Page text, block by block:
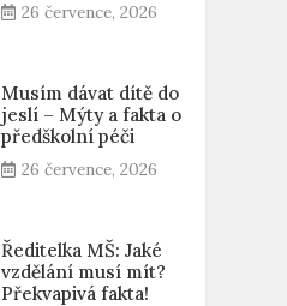
26 července, 2026
Musím dávat dítě do
jeslí – Mýty a fakta o
předškolní péči
26 července, 2026
Ředitelka MŠ: Jaké
vzdělání musí mít?
Překvapivá fakta!